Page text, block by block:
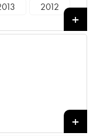
2012
+